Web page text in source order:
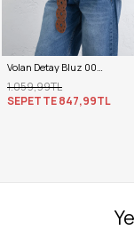
Volan Detay Bluz 0087 - MÜRDÜM
1.059,99TL
SEPETTE847,99TL